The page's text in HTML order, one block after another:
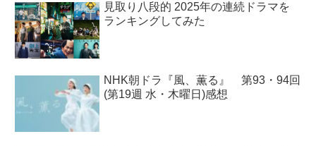
見取り八段的 2025年の連続ドラマを
ランキングしてみた
NHK朝ドラ『風、薫る』 第93・94回
(第19週 水・木曜日)感想